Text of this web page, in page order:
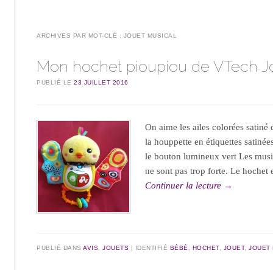
ARCHIVES PAR MOT-CLÉ : JOUET MUSICAL
Mon hochet pioupiou de VTech
PUBLIÉ LE23 JUILLET 2016
On aime les ailes colorées
la houppette en étiquettes
le bouton lumineux vert Les
ne sont pas trop forte. Le
Continuer la lecture →
PUBLIÉ DANSAVIS ,JOUETS IDENTIFIÉ BÉBÉ HOCHET, JOUET,JOUET